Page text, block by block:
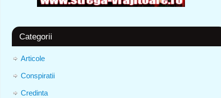
Categorii
Articole
Conspiratii
Credinta